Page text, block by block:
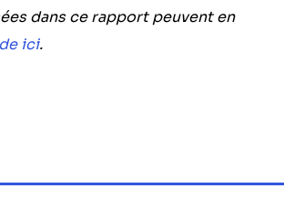
dans ce rapport peuvent en
ici.